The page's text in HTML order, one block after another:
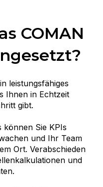
COMAN
leistungsfähiges
Ihnen in Echtzeit
gibt.
können Sie KPIs
und Ihr Team
Ort. Verabschieden
und